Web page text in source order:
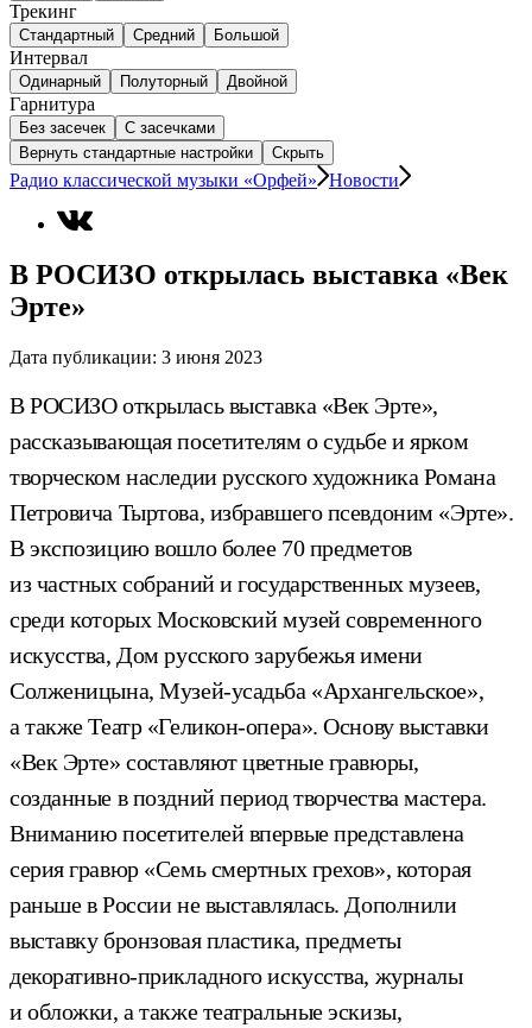
Трекинг
Стандартный Средний Большой
Интервал
Одинарный Полуторный Двойной
Гарнитура
Без засечек
С засечками
Вернуть стандартные настройки
Скрыть
Радио классической музыки «Орфей» Новости
В РОСИЗО открылась выставка «Век
Эрте»
Дата публикации: 3 июня 2023
В РОСИЗО открылась выставка «Век Эрте»,
рассказывающая посетителям о судьбе и ярком
творческом наследии русского художника Романа
Петровича Тыртова, избравшего псевдоним «Эрте».
В экспозицию вошло более 70 предметов
из частных собраний и государственных музеев,
среди которых Московский музей современного
искусства, Дом русского зарубежья имени
Солженицына, Музей-усадьба «Архангельское»,
а также Театр «Геликон-опера». Основу выставки
«Век Эрте» составляют цветные гравюры,
созданные в поздний период творчества мастера.
Вниманию посетителей впервые представлена
серия гравюр «Семь смертных грехов», которая
раньше в России не выставлялась. Дополнили
выставку бронзовая пластика, предметы
декоративно-прикладного искусства, журналы
и обложки, а также театральные эскизы,